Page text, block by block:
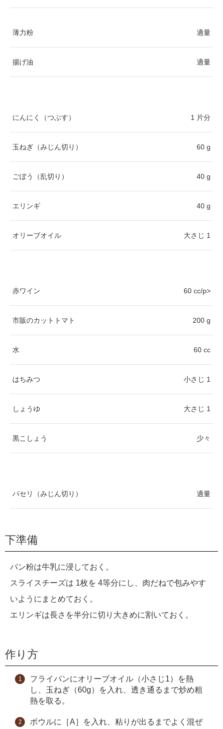
薄力粉 適量
揚げ油 適量
にんにく（つぶす） 1 片分
玉ねぎ（みじん切り） 60 g
ごぼう（乱切り） 40 g
エリンギ 40 g
オリーブオイル 大さじ 1
赤ワイン 60 cc/p>
市販のカットトマト 200 g
水 60 cc
はちみつ 小さじ 1
しょうゆ 大さじ 1
黒こしょう 少々
パセリ（みじん切り） 適量
下準備
パン粉は牛乳に浸しておく。
スライスチーズは 1枚を 4等分にし、肉だねで包みやす
いようにまとめておく。
エリンギは長さを半分に切り大きめに割いておく。
作り方
フライパンにオリーブオイル（小さじ1）を熱
し、玉ねぎ（60g）を入れ、透き通るまで炒め粗
熱を取る。
ボウルに［A］を入れ、粘りが出るまでよく混ぜ